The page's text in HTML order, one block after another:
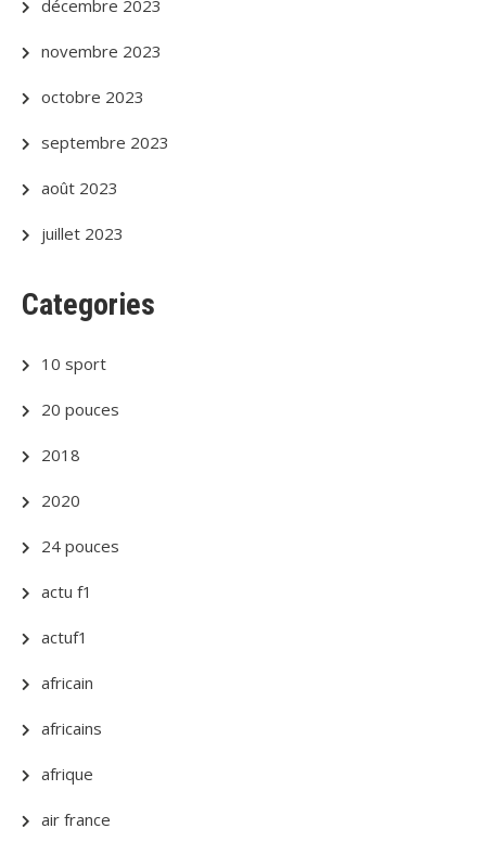
décembre 2023
novembre 2023
octobre 2023
septembre 2023
août 2023
juillet 2023
Categories
10 sport
20 pouces
2018
2020
24 pouces
actu f1
actuf1
africain
africains
afrique
air france